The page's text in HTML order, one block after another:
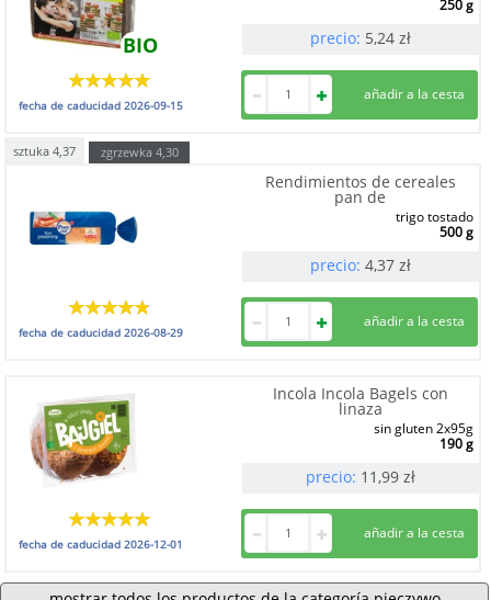
BIO
250 g
precio: 5,24 zł
fecha de caducidad2026-09-15
sztuka 4,37 zgrzewka 4,30
Rendimientos de cereales
pan de
trigo tostado
500 g
precio: 4,37 zł
fecha de caducidad2026-08-29
Incola Incola Bagels con
linaza
sin gluten 2x95g
190 g
precio: 11,99 zł
fecha de caducidad2026-12-01